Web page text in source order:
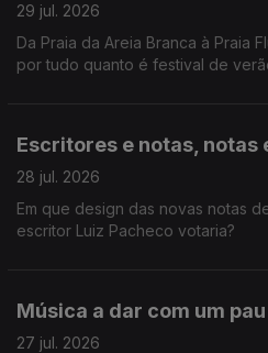
29 jul. 2026
Da Praia da Areia Branca à Praia
por tudo quanto é festival de
Escritores e notas, notas
28 jul. 2026
Em que design das novas notas
escritor Luiz Pacheco votaria?
Música a dar com um pau
27 jul. 2026